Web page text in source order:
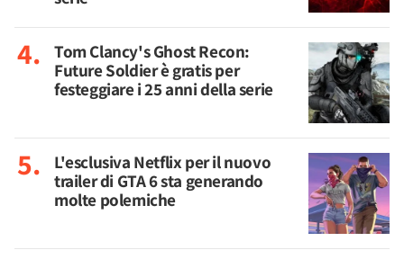
Tom Clancy's Ghost Recon:
Future Soldier è gratis per
festeggiare i 25 anni della serie
L'esclusiva Netflix per il nuovo
trailer di GTA 6 sta generando
molte polemiche